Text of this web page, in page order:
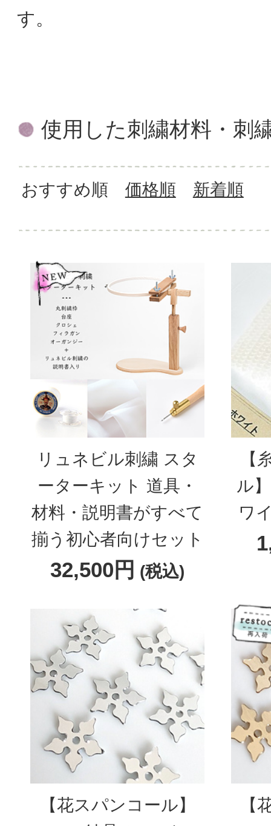
す。
使用した刺繍材料・刺
おすすめ順 価格順 新着順
リュネビル刺繍 スタ
ーターキット 道具・
材料・説明書がすべて
揃う初心者向けセット
32,500円 (税込)
【
ル
ワ
【花スパンコール】
【